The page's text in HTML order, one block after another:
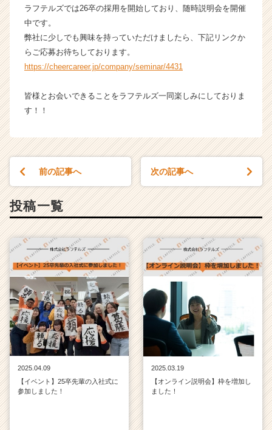
r）
ラフテルズでは26卒の採用を開始しており、随時説明会を開催
中です。
弊社に少しでも興味を持っていただけましたら、下記リンクか
らご応募お待ちしております。
https://cheercareer.jp/company/seminar/4431
皆様とお会いできることをラフテルズ一同楽しみにしておりま
す！！
前の記事へ 次の記事へ
投稿一覧
2025.04.09
【イベント】25卒先輩の入社式に
参加しました！
2025.03.19
【オンライン説明会】枠を増加し
ました！